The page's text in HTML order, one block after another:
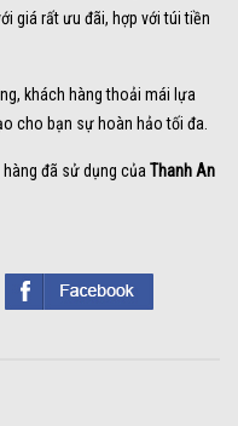
giá rất ưu đãi, hợp với túi tiền
khách hàng thoải mái lựa
cho bạn sự hoàn hảo tối đa.
đã sử dụng của Thanh An